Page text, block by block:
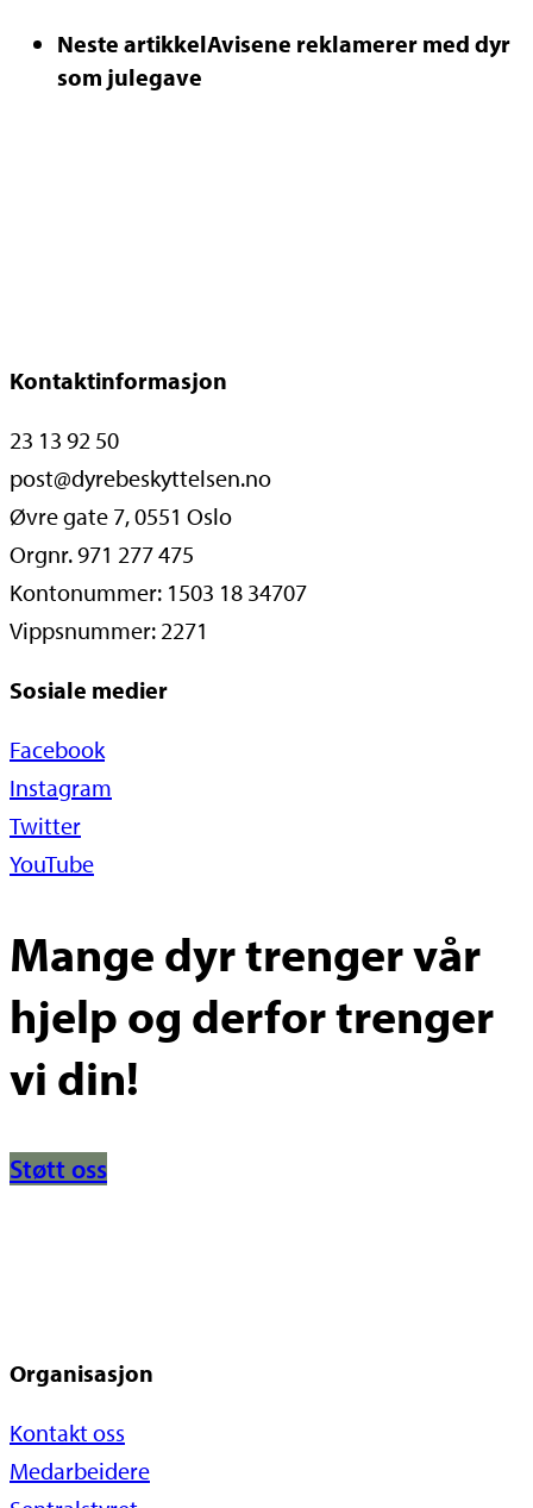
Neste artikkelAvisene reklamerer med dyr
som julegave
Kontaktinformasjon
23 13 92 50
post@dyrebeskyttelsen.no
Øvre gate 7, 0551 Oslo
Orgnr. 971 277 475
Kontonummer: 1503 18 34707
Vippsnummer: 2271
Sosiale medier
Facebook
Instagram
Twitter
YouTube
Mange dyr trenger vår
hjelp og derfor trenger
vi din!
Støtt oss
Organisasjon
Kontakt oss
Medarbeidere